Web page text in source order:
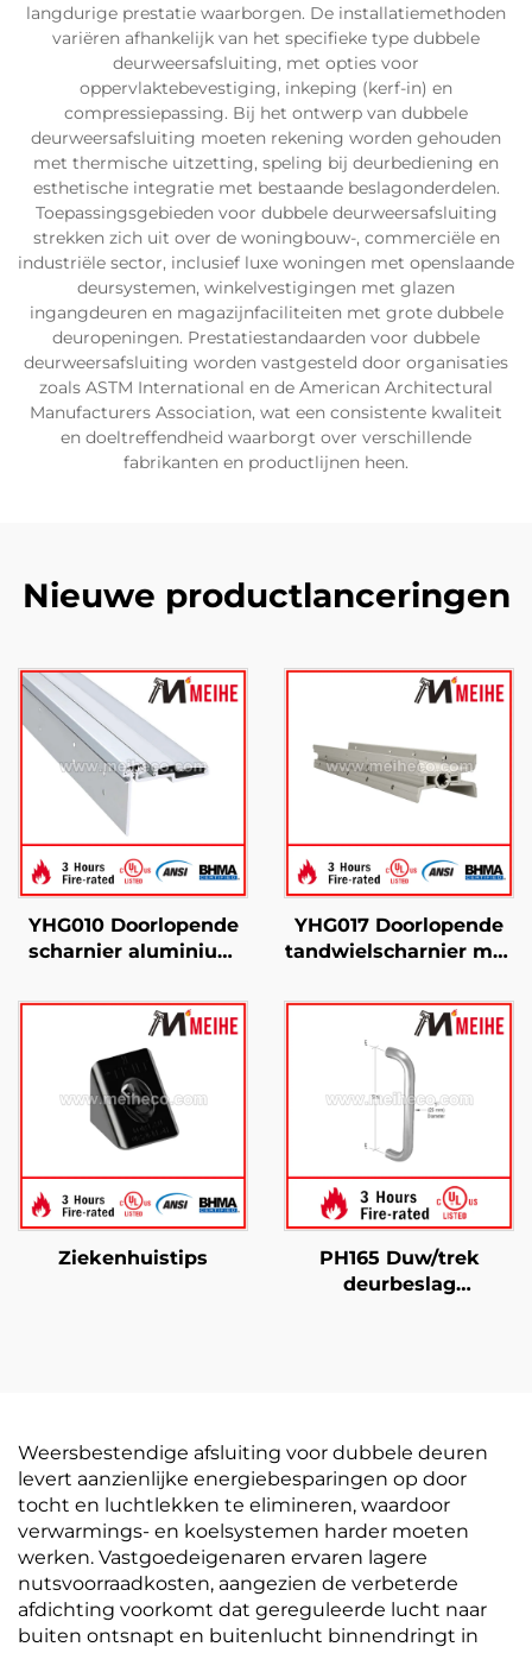
langdurige prestatie waarborgen. De installatiemethoden
variëren afhankelijk van het specifieke type dubbele
deurweersafsluiting, met opties voor
oppervlaktebevestiging, inkeping (kerf-in) en
compressiepassing. Bij het ontwerp van dubbele
deurweersafsluiting moeten rekening worden gehouden
met thermische uitzetting, speling bij deurbediening en
esthetische integratie met bestaande beslagonderdelen.
Toepassingsgebieden voor dubbele deurweersafsluiting
strekken zich uit over de woningbouw-, commerciële en
industriële sector, inclusief luxe woningen met openslaande
deursystemen, winkelvestigingen met glazen
ingangdeuren en magazijnfaciliteiten met grote dubbele
deuropeningen. Prestatiestandaarden voor dubbele
deurweersafsluiting worden vastgesteld door organisaties
zoals ASTM International en de American Architectural
Manufacturers Association, wat een consistente kwaliteit
en doeltreffendheid waarborgt over verschillende
fabrikanten en productlijnen heen.
Nieuwe productlanceringen
YHG010 Doorlopende
scharnier aluminium
YHG017 Doorlopende
tandwielscharnier met
Ziekenhuistips
PH165 Duw/trek
deurbeslag
Weersbestendige afsluiting voor dubbele deuren
levert aanzienlijke energiebesparingen op door
tocht en luchtlekken te elimineren, waardoor
verwarmings- en koelsystemen harder moeten
werken. Vastgoedeigenaren ervaren lagere
nutsvoorraadkosten, aangezien de verbeterde
afdichting voorkomt dat gereguleerde lucht naar
buiten ontsnapt en buitenlucht binnendringt in